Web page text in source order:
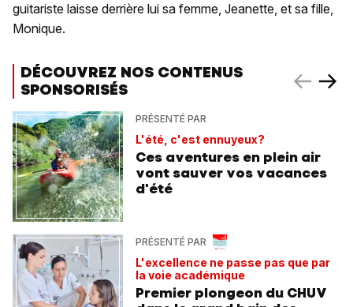
guitariste laisse derrière lui sa femme, Jeanette, et sa fille,
Monique.
DÉCOUVREZ NOS CONTENUS
SPONSORISÉS
PRÉSENTÉ PAR
L'été, c'est ennuyeux?
Ces aventures en plein air
vont sauver vos vacances
d'été
PRÉSENTÉ PAR
L'excellence ne passe pas que par
la voie académique
Premier plongeon du CHUV